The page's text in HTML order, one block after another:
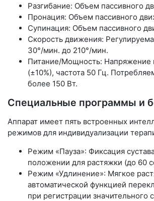
Разгибание: Объем пассивного
Пронация: Объем пассивного
Супинация: Объем пассивного
Скорость движения:
30°/мин. до 210°/мин.
Питание/Мощность: Напряжение
(±10%), частота 50 Гц.
более 150 Вт.
Специальные программы и
Аппарат имеет пять встроенных
режимов для индивидуализации
Режим «Пауза»: Фиксация
положении для растяжки (до 60
Режим «Удлинение»: Мягкое
автоматической функцией
при регистрации значительного